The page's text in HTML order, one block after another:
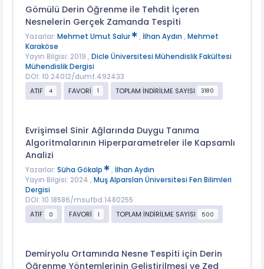
Gömülü Derin Öğrenme ile Tehdit İçeren
Nesnelerin Gerçek Zamanda Tespiti
Yazarlar: Mehmet Umut Salur , İlhan Aydın , Mehmet
Karaköse
Yayın Bilgisi: 2019 , Dicle Üniversitesi Mühendislik Fakültesi
Mühendislik Dergisi
DOI: 10.24012/dumf.492433
ATIF
4 FAVORİ 1 TOPLAM İNDİRİLME SAYISI 3180
Evrişimsel Sinir Ağlarında Duygu Tanıma
Algoritmalarının Hiperparametreler ile Kapsamlı
Analizi
Yazarlar: Süha Gökalp , İlhan Aydın
Yayın Bilgisi: 2024 , Muş Alparslan Üniversitesi Fen Bilimleri
Dergisi
DOI: 10.18586/msufbd.1480255
ATIF
0 FAVORİ 1 TOPLAM İNDİRİLME SAYISI 500
Demiryolu Ortamında Nesne Tespiti için Derin
Öğrenme Yöntemlerinin Geliştirilmesi ve Zed